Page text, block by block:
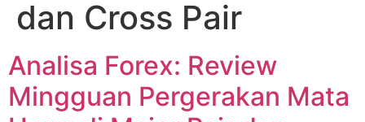
dan Cross Pair
Analisa Forex: Review
Mingguan Pergerakan Mata